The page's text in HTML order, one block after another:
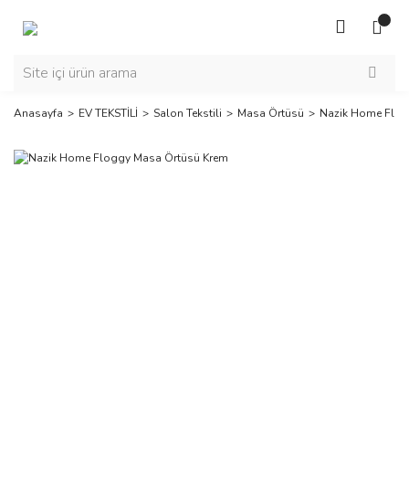
Anasayfa EV TEKSTİLİ Salon Tekstili Masa Örtüsü Nazik Home